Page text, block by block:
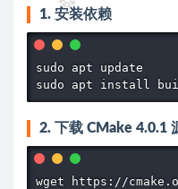
1. 安装依赖
sudo apt update
sudo apt install
2. 下载 CMake 4.0.1
wget https://